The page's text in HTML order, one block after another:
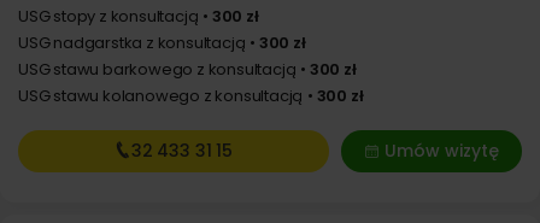
USG stopy z konsultacją
300 zł
USG nadgarstka z konsultacją
300 zł
USG stawu barkowego z konsultacją
300 zł
USG stawu kolanowego z konsultacją
300 zł
Umów wizytę
32 433 31 15